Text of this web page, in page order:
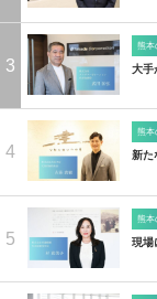
3
熊
大手
4
熊本
新た
5
熊
現場